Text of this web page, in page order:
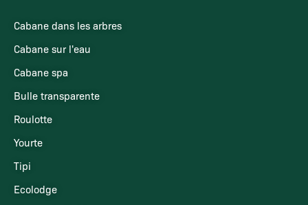
Cabane dans les arbres
Cabane sur l'eau
Cabane spa
Bulle transparente
Roulotte
Yourte
Tipi
Ecolodge